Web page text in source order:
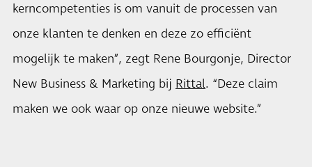
kerncompetenties is om vanuit de processen van
onze klanten te denken en deze zo efficiënt
mogelijk te maken”, zegt Rene Bourgonje, Director
New Business & Marketing bij Rittal. “Deze claim
maken we ook waar op onze nieuwe website.”